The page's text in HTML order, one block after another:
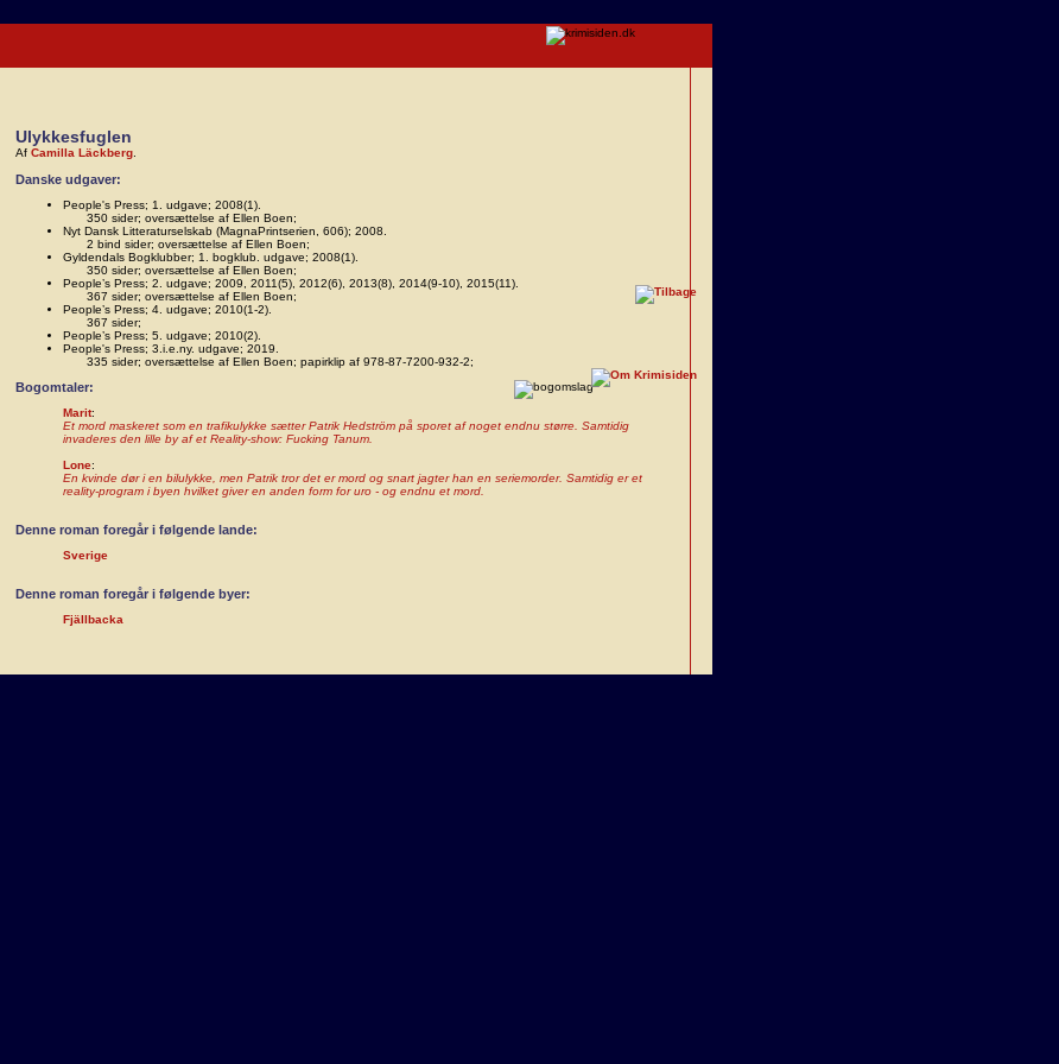
Ulykkesfuglen
Af Camilla Läckberg
Danske udgaver:
People's Press; 1. udgave; 2008(1).
350 sider; oversættelse af Ellen Boen;
Nyt Dansk Litteraturselskab (MagnaPrintserien, 606); 2008.
2 bind sider; oversættelse af Ellen Boen;
Gyldendals Bogklubber; 1. bogklub. udgave; 2008(1).
350 sider; oversættelse af Ellen Boen;
People’s Press; 2. udgave; 2009, 2011(5), 2012(6), 2013(8), 2014(9-10), 2015(11).
367 sider; oversættelse af Ellen Boen;
People’s Press; 4. udgave; 2010(1-2).
367 sider;
People’s Press; 5. udgave; 2010(2).
People's Press; 3.i.e.ny. udgave; 2019.
335 sider; oversættelse af Ellen Boen; papirklip af 978-87-7200-932-2;
Bogomtaler:
Marit:
Et mord maskeret som en trafikulykke sætter Patrik Hedström på sporet af noget endnu større. Samtidig
invaderes den lille by af et Reality-show: Fucking Tanum.
Lone:
En kvinde dør i en bilulykke, men Patrik tror det er mord og snart jagter han en seriemorder. Samtidig er et
reality-program i byen hvilket giver en anden form for uro - og endnu et mord.
Denne roman foregår i følgende lande:
Sverige
Denne roman foregår i følgende byer:
Fjällbacka